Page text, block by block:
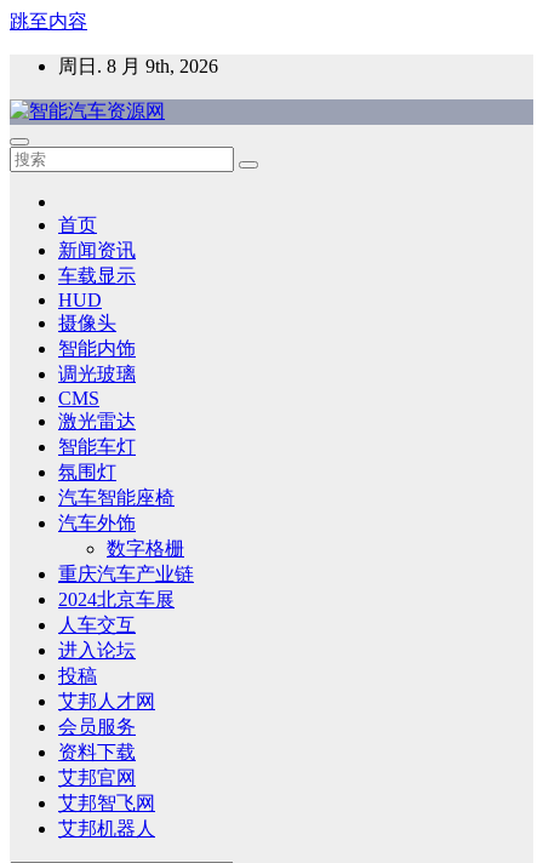
跳至内容
周日. 8 月 9th, 2026
智能汽车资源网
智能表面，智能内饰，新能源汽车，HMI，人车交互，智能车
首页
新闻资讯
车载显示
HUD
摄像头
智能内饰
调光玻璃
CMS
激光雷达
智能车灯
氛围灯
汽车智能座椅
汽车外饰
数字格栅
重庆汽车产业链
2024北京车展
人车交互
进入论坛
投稿
艾邦人才网
会员服务
资料下载
艾邦官网
艾邦智飞网
艾邦机器人